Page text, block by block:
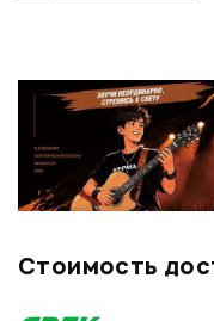
Стоимость